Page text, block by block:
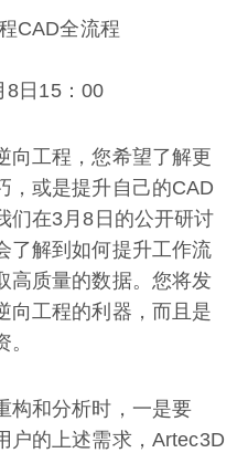
CAD全流程
8日15：00
向工程，您希望了解更
，或是提升自己的CAD
们在3月8日的公开研讨
了解到如何提升工作流
高质量的数据。您将发
向工程的利器，而且是
构和分析时，一是要
户的上述需求，Artec3D